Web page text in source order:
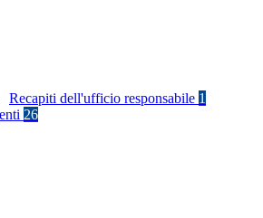
Recapiti dell'ufficio responsabile 1
26